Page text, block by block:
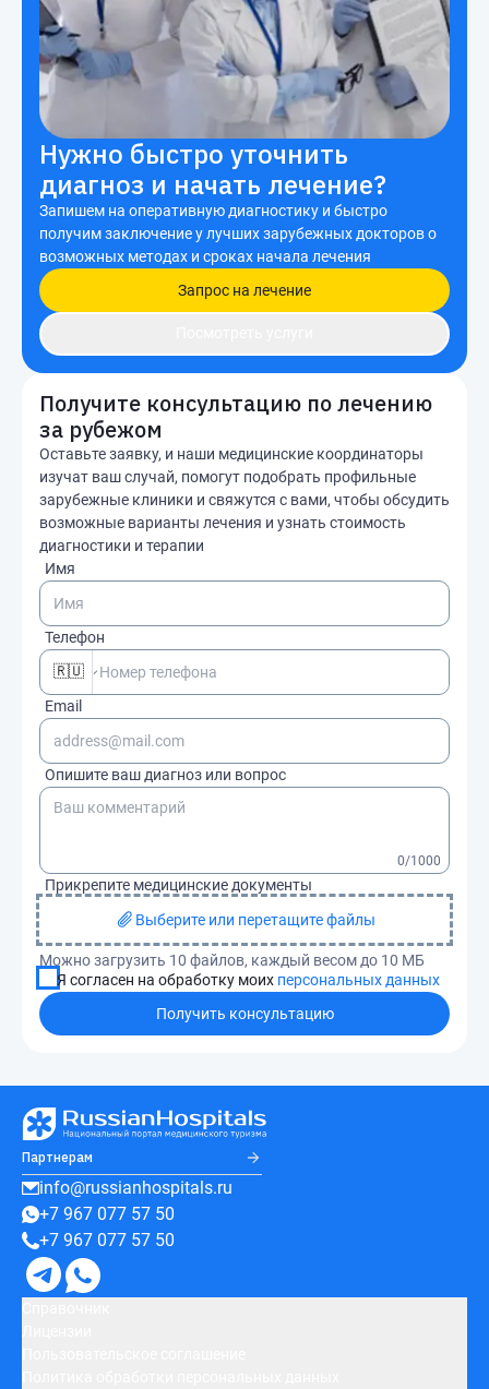
Нужно быстро уточнить
диагноз и начать лечение?
Запишем на оперативную диагностику и быстро
получим заключение у лучших зарубежных докторов о
возможных методах и сроках начала лечения
Запрос на лечение
Получите консультацию по лечению
за рубежом
Оставьте заявку, и наши медицинские координаторы
изучат ваш случай, помогут подобрать профильные
зарубежные клиники и свяжутся с вами, чтобы обсудить
возможные варианты лечения и узнать стоимость
диагностики и терапии
Имя
Телефон
🇷🇺
Email
Опишите ваш диагноз или вопрос
0/1000
Прикрепите медицинские документы
Выберите или перетащите файлы
Можно загрузить 10 файлов, каждый весом до 10 МБ
Я согласен на обработку моих персональных данных
Получить консультацию
Партнерам
info@russianhospitals.ru
+7 967 077 57 50
+7 967 077 57 50